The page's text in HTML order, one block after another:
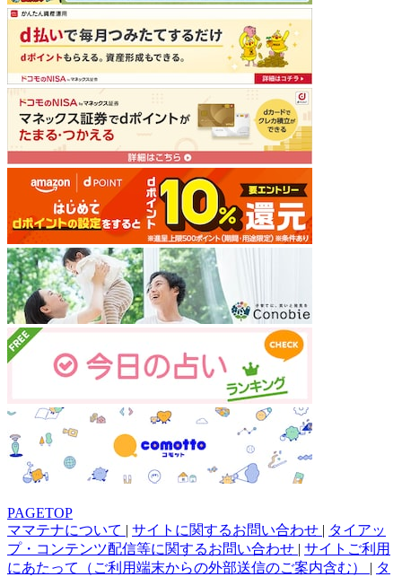
PAGETOP
ママテナについて | サイトに関するお問い合わせ | タイアッ
プ・コンテンツ配信等に関するお問い合わせ | サイトご利用
にあたって（ご利用端末からの外部送信のご案内含む） | タ